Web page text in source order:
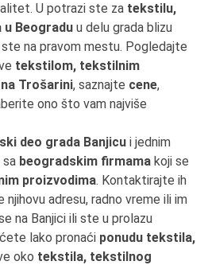
U potrazi ste za tekstilu,
Beogradu u delu grada blizu
na pravom mestu. Pogledajte
tekstilom, tekstilnim
Trošarini, saznajte cene,
ono što vam najviše
deo grada Banjicu i jednim
beogradskim firmama koji se
proizvodima. Kontaktirajte ih
adresu, radno vreme ili im
na Banjici ili ste u prolazu
lako pronaći ponudu tekstila,
oko tekstila, tekstilnog